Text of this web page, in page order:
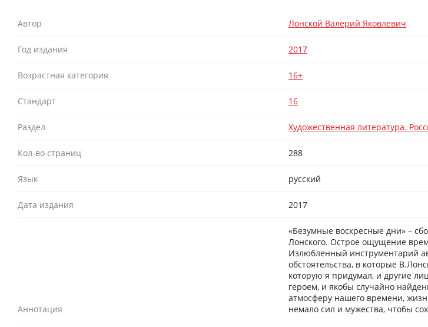
Автор Лонской Валерий Яковлевич
Год издания 2017
Возрастная категория 16+
Стандарт 16
Раздел Художественная литература.
Кол-во страниц 288
Язык русский
Дата издания 2017
Аннотация
«Безумные воскресные дни» –
Лонского. Острое ощущение
Излюбленный инструментарий
обстоятельства, в которые
которую я придумал, и другие
героем, и якобы случайно
атмосферу нашего времени,
немало сил и мужества, чтобы